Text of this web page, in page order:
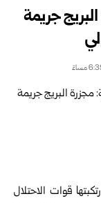
جريمة
قوات الاحتلال